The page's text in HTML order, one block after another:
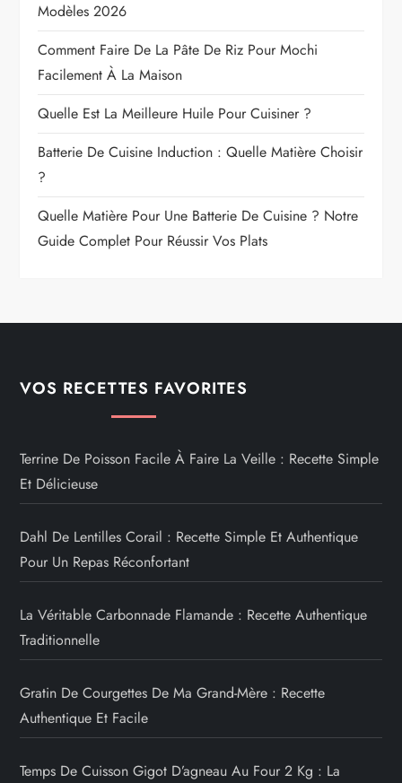
Modèles 2026
Comment Faire De La Pâte De Riz Pour Mochi
Facilement À La Maison
Quelle Est La Meilleure Huile Pour Cuisiner ?
Batterie De Cuisine Induction : Quelle Matière Choisir
?
Quelle Matière Pour Une Batterie De Cuisine ? Notre
Guide Complet Pour Réussir Vos Plats
VOS RECETTES FAVORITES
Terrine De Poisson Facile À Faire La Veille : Recette Simple
Et Délicieuse
Dahl De Lentilles Corail : Recette Simple Et Authentique
Pour Un Repas Réconfortant
La Véritable Carbonnade Flamande : Recette Authentique
Traditionnelle
Gratin De Courgettes De Ma Grand-Mère : Recette
Authentique Et Facile
Temps De Cuisson Gigot D’agneau Au Four 2 Kg : La